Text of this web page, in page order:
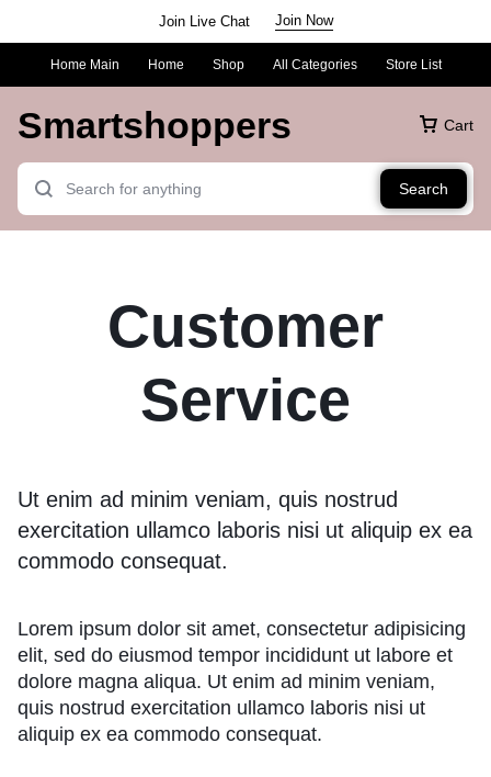
Join Live Chat Join Now
Home Main Home Shop All Categories Store List
Smartshoppers Cart
Search
Customer
Service
Ut enim ad minim veniam, quis nostrud
exercitation ullamco laboris nisi ut aliquip ex ea
commodo consequat.
Lorem ipsum dolor sit amet, consectetur adipisicing
elit, sed do eiusmod tempor incididunt ut labore et
dolore magna aliqua. Ut enim ad minim veniam,
quis nostrud exercitation ullamco laboris nisi ut
aliquip ex ea commodo consequat.